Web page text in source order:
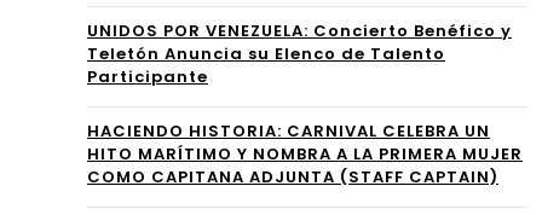
UN
NU
EV
O
SE
ico
a
las
voc
es
UNIDOS POR VENEZUELA: Concierto Benéfico y
Teletón Anuncia su Elenco de Talento
Participante
HACIENDO HISTORIA: CARNIVAL CELEBRA UN
HITO MARÍTIMO Y NOMBRA A LA PRIMERA MUJER
COMO CAPITANA ADJUNTA (STAFF CAPTAIN)